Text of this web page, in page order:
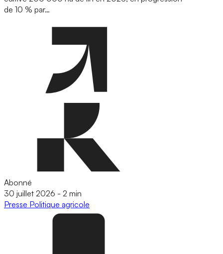
de 10 % par…
Abonné
30 juillet 2026 - 2 min
Presse Politique agricole